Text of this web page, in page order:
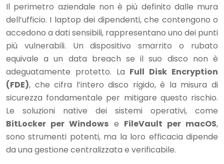
Il perimetro aziendale non è più definito dalle mura
dell’ufficio. I laptop dei dipendenti, che contengono o
accedono a dati sensibili, rappresentano uno dei punti
più vulnerabili. Un dispositivo smarrito o rubato
equivale a un data breach se il suo disco non è
adeguatamente protetto. La Full Disk Encryption
(FDE), che cifra l’intero disco rigido, è la misura di
sicurezza fondamentale per mitigare questo rischio.
Le soluzioni native dei sistemi operativi, come
BitLocker per Windows e FileVault per macOS,
sono strumenti potenti, ma la loro efficacia dipende
da una gestione centralizzata e verificabile.